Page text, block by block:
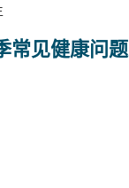
常见健康问题